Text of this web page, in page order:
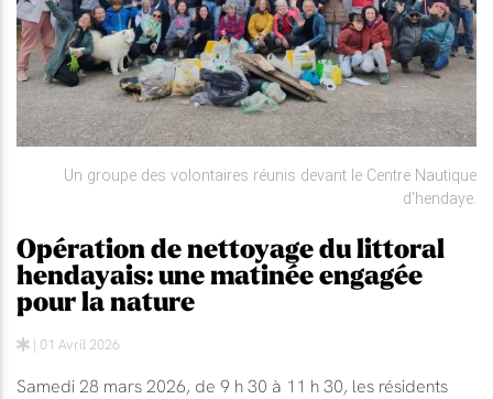
Un groupe des volontaires réunis devant le Centre Nautique
d'hendaye.
Opération de nettoyage du littoral
hendayais: une matinée engagée
pour la nature
| 01 Avril 2026
Samedi 28 mars 2026, de 9 h 30 à 11 h 30, les résidents